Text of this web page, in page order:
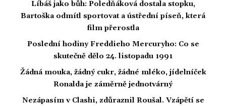
Líbáš jako bůh: Poledňáková dostala stopku,
Bartoška odmítl sportovat a ústřední píseň, která
film přerostla
Poslední hodiny Freddieho Mercuryho: Co se
skutečně dělo 24. listopadu 1991
Žádná mouka, žádný cukr, žádné mléko, jídelníček
Ronalda je záměrně jednotvárný
Nezápasím v Clashi, zdůraznil Roušal. Vzápětí se